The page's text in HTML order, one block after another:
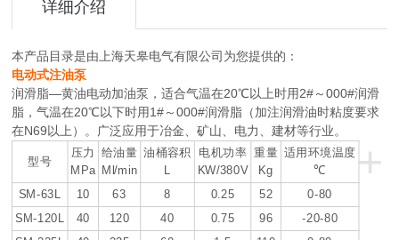
详细介绍
本产品目录是由上海天皋电气有限公司为您提供的：
电动式注油泵
润滑脂—黄油电动加油泵，适合气温在20℃以上时用2#～000#润滑
脂，气温在20℃以下时用1#～000#润滑脂（加注润滑油时粘度要求
在N69以上）。广泛应用于冶金、矿山、电力、建材等行业。
+
型号
压力
MPa
给油量
Ml/min
油桶容积
L
电机功率
KW/380V
重量
Kg
适用环境温度
℃
SM-63L 10 63 8 0.25 52 0-80
SM-120L 40 120 40 0.75 96
-20-80